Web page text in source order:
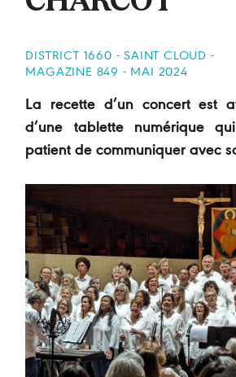
DISTRICT 1660 - SAINT CLOUD -
MAGAZINE 849 - MAI 2024
La recette d’un concert est
d’une tablette numérique
patient de communiquer avec